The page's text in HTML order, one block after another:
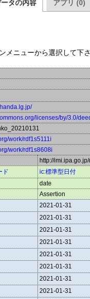
タの内容 アプリ (0)
メニューから選択して下
licenses/by/3.0/
work/rdf1s5111i
work/rdf1s8608i
http://
ド
ic:標準型日付
date
Assertion
2021-01-31
2021-01-31
2021-01-31
2021-01-31
2021-01-31
2021-01-31
2021-01-31
2021-01-31